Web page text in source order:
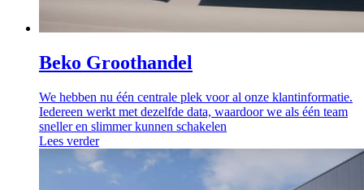
Beko Groothandel
We hebben nu één centrale plek voor al onze klantinformatie.
Iedereen werkt met dezelfde data, waardoor we als één team
sneller en slimmer kunnen schakelen
Lees verder